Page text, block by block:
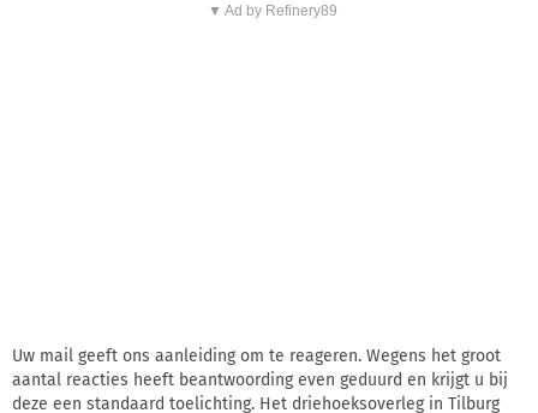
▼ Ad by Refinery89
Uw mail geeft ons aanleiding om te reageren. Wegens het groot
aantal reacties heeft beantwoording even geduurd en krijgt u bij
deze een standaard toelichting. Het driehoeksoverleg in Tilburg